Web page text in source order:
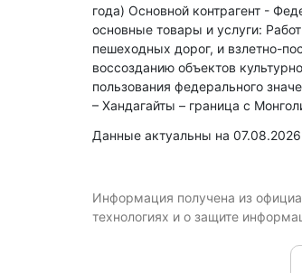
года) Основной контрагент -
основные товары и услуги:
пешеходных дорог, и взлетно-
воссозданию объектов
пользования федерального
– Хандагайты – граница с
Данные актуальны на
Информация получена из
технологиях и о защите